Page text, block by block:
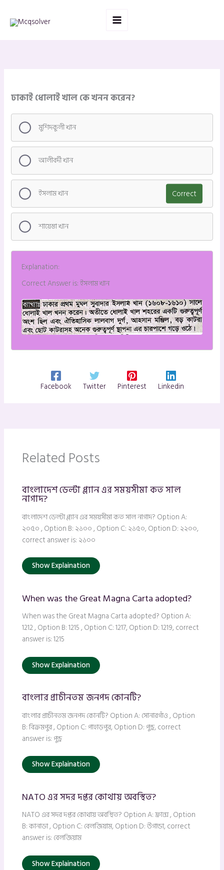
content
ঢাকাই ধোলাই খাল কে খনন করেন?
মুর্শিদকুলী খান
আলীবর্দী খান
ইসলাম খান Correct
শায়েস্তা খান
Explanation:
Correct Answer is: ইসলাম খান
Facebook Twitter Pinterest Linkedin
Related Posts
বাংলাদেশ ডেল্টা প্ল্যান এর সময়সীমা কত সাল
নাগাদ?
বাংলাদেশ ডেল্টা প্ল্যান এর সময়সীমা কত সাল নাগাদ? Option A:
২০৫০ , Option B: ২১০০ , Option C: ২১৫০, Option D: ২২০০,
correct answer is: ২১০০
Show Explaination
When was the Great Magna Carta adopted?
When was the Great Magna Carta adopted? Option A:
1212 , Option B: 1215 , Option C: 1217, Option D: 1219, correct
answer is: 1215
Show Explaination
বাংলার প্রাচীনতম জনপদ কোনটি?
বাংলার প্রাচীনতম জনপদ কোনটি? Option A: সোনারগাঁও , Option
B: বিক্রমপুর , Option C: পাহাড়পুর, Option D: পুন্ড্র, correct
answer is: পুন্ড্র
Show Explaination
NATO এর সদর দপ্তর কোথায় অবস্থিত?
NATO এর সদর দপ্তর কোথায় অবস্থিত? Option A: ফ্রান্স , Option
B: কানাডা , Option C: বেলজিয়াম, Option D: উগান্ডা, correct
answer is: বেলজিয়াম
Show Explaination